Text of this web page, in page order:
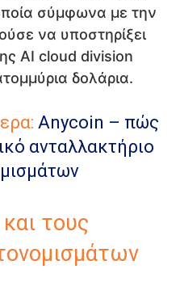
σύμφωνα με την
να υποστηρίξει
AI cloud division
δολάρια.
Anycoin – πώς
ανταλλακτήριο
και τους